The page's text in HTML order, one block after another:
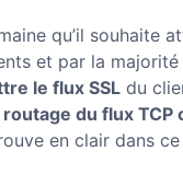
qu’il souhaite
et par la majorité
le flux SSL du
du flux TCP
en clair dans